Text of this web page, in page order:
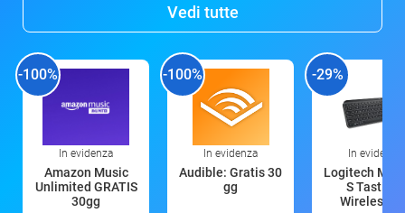
Vedi tutte
-100%
In evidenza
Amazon Music
Unlimited GRATIS
30gg
-100%
In evidenza
Audible: Gratis 30
gg
-29%
In evidenza
Logitech MX
S Tastiera
Wireless